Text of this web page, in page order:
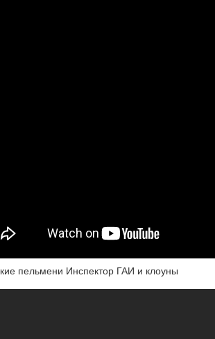
пельмени Инспектор ГАИ и клоуны